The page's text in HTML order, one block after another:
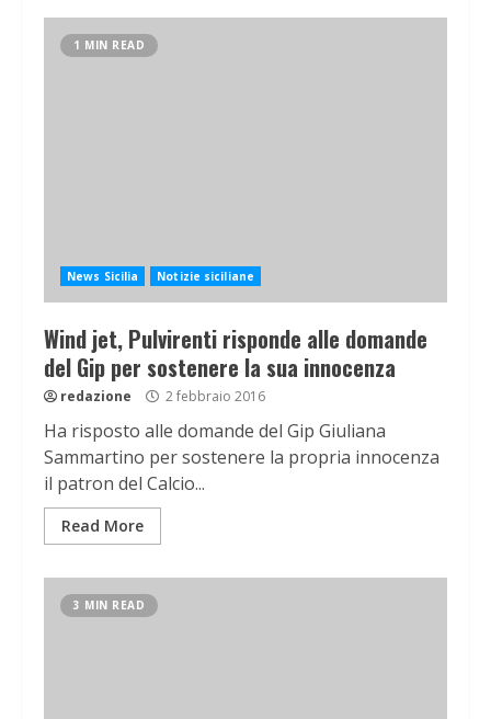
1 MIN READ
News Sicilia Notizie siciliane
Wind jet, Pulvirenti risponde alle domande
del Gip per sostenere la sua innocenza
redazione 2 febbraio 2016
Ha risposto alle domande del Gip Giuliana
Sammartino per sostenere la propria innocenza
il patron del Calcio...
Read More
3 MIN READ